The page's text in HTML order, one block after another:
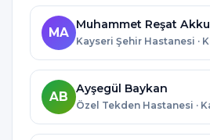
MA
Muhammet Reşat
Kayseri Şehir Hastanesi ·
AB
Ayşegül Baykan
Özel Tekden Hastanesi ·